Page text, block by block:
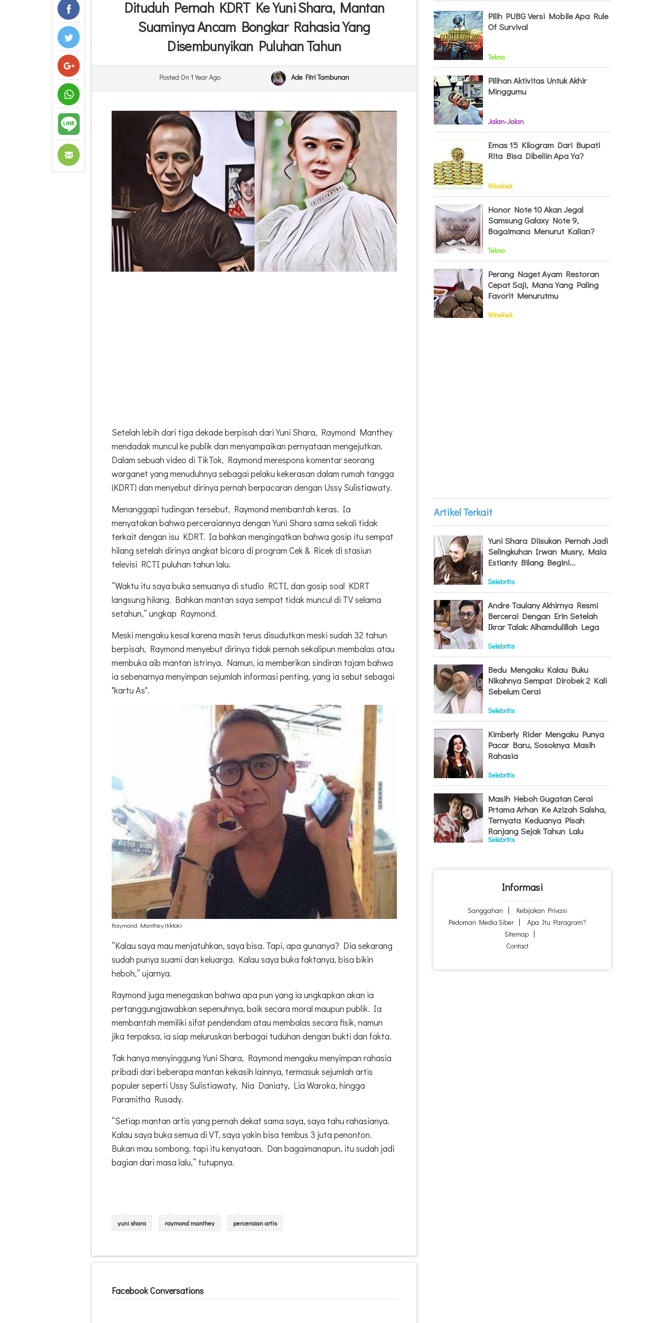
Dituduh Pernah KDRT Ke Yuni Shara, Mantan
Suaminya Ancam Bongkar Rahasia Yang
Disembunyikan Puluhan Tahun
Posted On 1 Year Ago Ade Fitri Tambunan
Setelah lebih dari tiga dekade berpisah dari Yuni Shara, Raymond Manthey
mendadak muncul ke publik dan menyampaikan pernyataan mengejutkan.
Dalam sebuah video di TikTok, Raymond merespons komentar seorang
warganet yang menuduhnya sebagai pelaku kekerasan dalam rumah tangga
(KDRT) dan menyebut dirinya pernah berpacaran dengan Ussy Sulistiawaty.
Menanggapi tudingan tersebut, Raymond membantah keras. Ia
menyatakan bahwa perceraiannya dengan Yuni Shara sama sekali tidak
terkait dengan isu KDRT. Ia bahkan mengingatkan bahwa gosip itu sempat
hilang setelah dirinya angkat bicara di program Cek & Ricek di stasiun
televisi RCTI puluhan tahun lalu.
“Waktu itu saya buka semuanya di studio RCTI, dan gosip soal KDRT
langsung hilang. Bahkan mantan saya sempat tidak muncul di TV selama
setahun,” ungkap Raymond.
Meski mengaku kesal karena masih terus disudutkan meski sudah 32 tahun
berpisah, Raymond menyebut dirinya tidak pernah sekalipun membalas atau
membuka aib mantan istrinya. Namun, ia memberikan sindiran tajam bahwa
ia sebenarnya menyimpan sejumlah informasi penting, yang ia sebut sebagai
"kartu As".
Raymond Manthey (tiktok)
“Kalau saya mau menjatuhkan, saya bisa. Tapi, apa gunanya? Dia sekarang
sudah punya suami dan keluarga. Kalau saya buka faktanya, bisa bikin
heboh,” ujarnya.
Raymond juga menegaskan bahwa apa pun yang ia ungkapkan akan ia
pertanggungjawabkan sepenuhnya, baik secara moral maupun publik. Ia
membantah memiliki sifat pendendam atau membalas secara fisik, namun
jika terpaksa, ia siap meluruskan berbagai tuduhan dengan bukti dan fakta.
Tak hanya menyinggung Yuni Shara, Raymond mengaku menyimpan rahasia
pribadi dari beberapa mantan kekasih lainnya, termasuk sejumlah artis
populer seperti Ussy Sulistiawaty, Nia Daniaty, Lia Waroka, hingga
Paramitha Rusady.
“Setiap mantan artis yang pernah dekat sama saya, saya tahu rahasianya.
Kalau saya buka semua di VT, saya yakin bisa tembus 3 juta penonton.
Bukan mau sombong, tapi itu kenyataan. Dan bagaimanapun, itu sudah jadi
bagian dari masa lalu,” tutupnya.
yuni shara raymond manthey perceraian artis
Facebook Conversations
Pilih PUBG Versi Mobile Apa Rule
Of Survival
Tekno
Pilihan Aktivitas Untuk Akhir
Minggumu
Jalan-Jalan
Emas 15 Kilogram Dari Bupati
Rita Bisa Dibeliin Apa Ya?
Wkwkwk
Honor Note 10 Akan Jegal
Samsung Galaxy Note 9,
Bagaimana Menurut Kalian?
Tekno
Perang Naget Ayam Restoran
Cepat Saji, Mana Yang Paling
Favorit Menurutmu
Wkwkwk
Artikel Terkait
Yuni Shara Diisukan Pernah Jadi
Selingkuhan Irwan Musry, Maia
Estianty Bilang Begini...
Selebritis
Andre Taulany Akhirnya Resmi
Bercerai Dengan Erin Setelah
Ikrar Talak: Alhamdulillah Lega
Selebritis
Bedu Mengaku Kalau Buku
Nikahnya Sempat Dirobek 2 Kali
Sebelum Cerai
Selebritis
Kimberly Rider Mengaku Punya
Pacar Baru, Sosoknya Masih
Rahasia
Selebritis
Masih Heboh Gugatan Cerai
Prtama Arhan Ke Azizah Salsha,
Ternyata Keduanya Pisah
Ranjang Sejak Tahun Lalu
Selebritis
Informasi
Sanggahan
Kebijakan Privasi
Pedoman Media Siber
Apa Itu Paragram?
Sitemap
Contact